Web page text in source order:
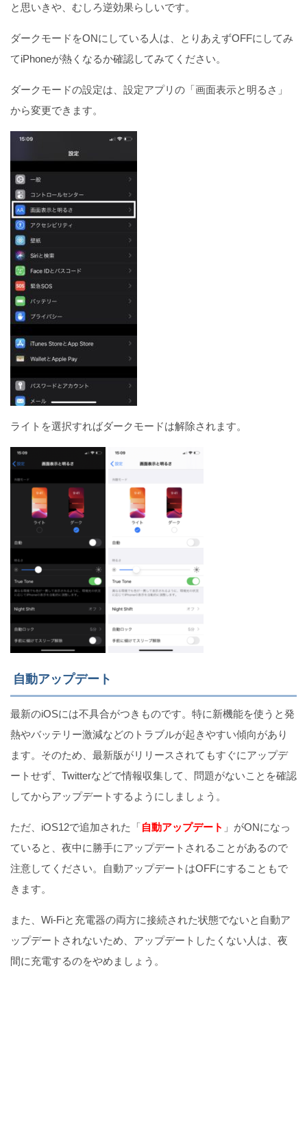
と思いきや、むしろ逆効果らしいです。
ダークモードをONにしている人は、とりあえずOFFにしてみ
てiPhoneが熱くなるか確認してみてください。
ダークモードの設定は、設定アプリの「画面表示と明るさ」
から変更できます。
ライトを選択すればダークモードは解除されます。
自動アップデート
最新のiOSには不具合がつきものです。特に新機能を使うと発
熱やバッテリー激減などのトラブルが起きやすい傾向があり
ます。そのため、最新版がリリースされてもすぐにアップデ
ートせず、Twitterなどで情報収集して、問題がないことを確認
してからアップデートするようにしましょう。
ただ、iOS12で追加された「自動アップデート 」がONになっ
ていると、夜中に勝手にアップデートされることがあるので
注意してください。自動アップデートはOFFにすることもで
きます。
また、Wi-Fiと充電器の両方に接続された状態でないと自動ア
ップデートされないため、アップデートしたくない人は、夜
間に充電するのをやめましょう。